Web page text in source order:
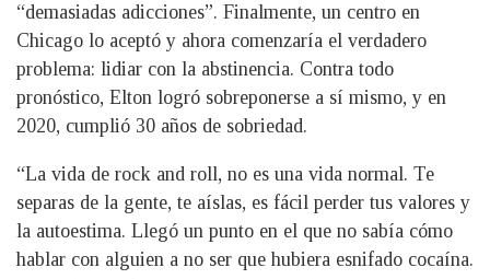
“demasiadas adicciones”. Finalmente, un centro en
Chicago lo aceptó y ahora comenzaría el verdadero
problema: lidiar con la abstinencia. Contra todo
pronóstico, Elton logró sobreponerse a sí mismo, y en
2020, cumplió 30 años de sobriedad.
“La vida de rock and roll, no es una vida normal. Te
separas de la gente, te aíslas, es fácil perder tus valores y
la autoestima. Llegó un punto en el que no sabía cómo
hablar con alguien a no ser que hubiera esnifado cocaína.